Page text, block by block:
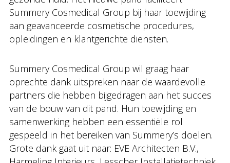
Summery Cosmedical Group bij haar toewijding
aan geavanceerde cosmetische procedures,
opleidingen en klantgerichte diensten.
Summery Cosmedical Group wil graag haar
oprechte dank uitspreken naar de waardevolle
partners die hebben bijgedragen aan het succes
van de bouw van dit pand. Hun toewijding en
samenwerking hebben een essentiële rol
gespeeld in het bereiken van Summery’s doelen.
Grote dank gaat uit naar: EVE Architecten B.V.,